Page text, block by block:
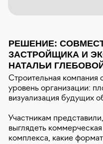
РЕШЕНИЕ:
ЗАСТРОЙЩИКА И
НАТАЛЬИ
Строительная компания
уровень организации:
визуализация будущих
Участникам
выглядеть
комплекса, какие